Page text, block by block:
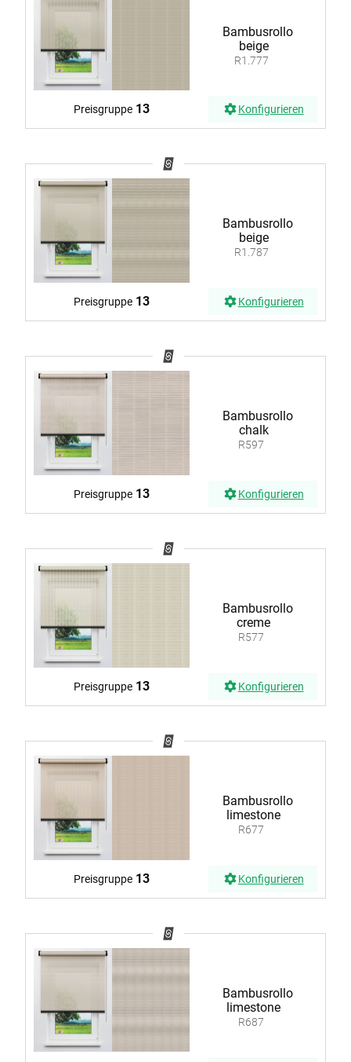
Bambusrollo
beige
R1.777
Preisgruppe 13 Konfigurieren
Bambusrollo
beige
R1.787
Preisgruppe 13 Konfigurieren
Bambusrollo
chalk
R597
Preisgruppe 13 Konfigurieren
Bambusrollo
creme
R577
Preisgruppe 13 Konfigurieren
Bambusrollo
limestone
R677
Preisgruppe 13 Konfigurieren
Bambusrollo
limestone
R687